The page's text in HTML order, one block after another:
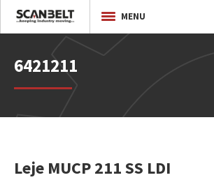
MENU
6421211
Leje MUCP 211 SS LDI